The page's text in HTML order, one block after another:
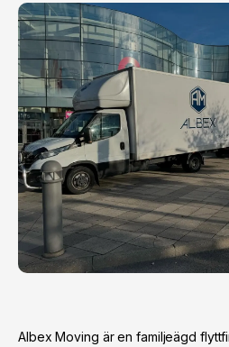
Albex Moving är en familjeägd